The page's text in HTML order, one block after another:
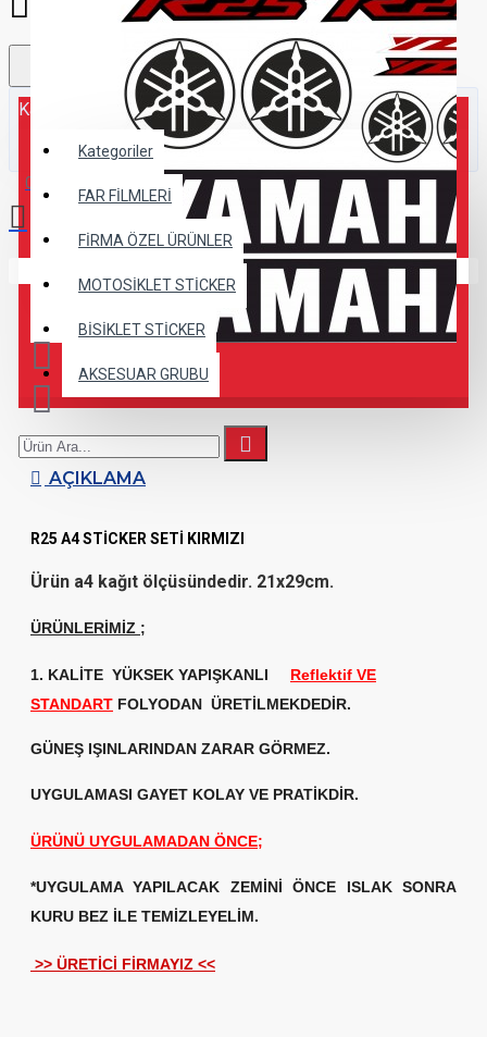
Kategoriler
Kategoriler
FAR FİLMLERİ
FİRMA ÖZEL ÜRÜNLER
MOTOSİKLET STİCKER
BİSİKLET STİCKER
AKSESUAR GRUBU
0 ürün - 0,00TL
AÇIKLAMA
R25 A4 STİCKER SETİ KIRMIZI
Ürün a4 kağıt ölçüsündedir. 21x29cm.
ÜRÜNLERİMİZ ;
1. KALİTE YÜKSEK YAPIŞKANLI
Reflektif VE
STANDART FOLYODAN ÜRETİLMEKDEDİR.
GÜNEŞ IŞINLARINDAN ZARAR GÖRMEZ.
UYGULAMASI GAYET KOLAY VE PRATİKDİR.
ÜRÜNÜ UYGULAMADAN ÖNCE;
*UYGULAMA YAPILACAK ZEMİNİ ÖNCE ISLAK SONRA
KURU BEZ İLE TEMİZLEYELİM.
>> ÜRETİCİ FİRMAYIZ <<